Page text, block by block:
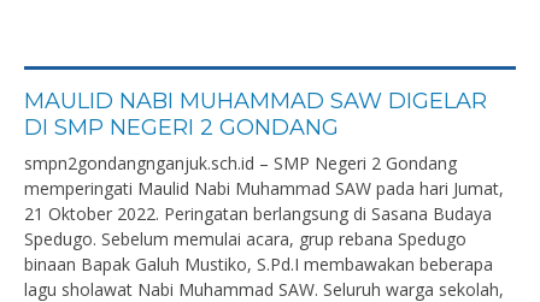
MAULID NABI MUHAMMAD SAW DIGELAR
DI SMP NEGERI 2 GONDANG
smpn2gondangnganjuk.sch.id – SMP Negeri 2 Gondang
memperingati Maulid Nabi Muhammad SAW pada hari Jumat,
21 Oktober 2022. Peringatan berlangsung di Sasana Budaya
Spedugo. Sebelum memulai acara, grup rebana Spedugo
binaan Bapak Galuh Mustiko, S.Pd.I membawakan beberapa
lagu sholawat Nabi Muhammad SAW. Seluruh warga sekolah,